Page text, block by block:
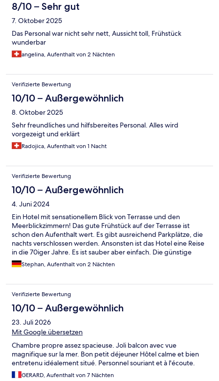
8/10 – Sehr gut
7. Oktober 2025
Das Personal war nicht sehr nett, Aussicht toll, Frühstück
wunderbar
angelina, Aufenthalt von 2 Nächten
Verifizierte Bewertung
10/10 – Außergewöhnlich
8. Oktober 2025
Sehr freundliches und hilfsbereites Personal. Alles wird
vorgezeigt und erklärt
Radojica, Aufenthalt von 1 Nacht
Verifizierte Bewertung
10/10 – Außergewöhnlich
4. Juni 2024
Ein Hotel mit sensationellem Blick von Terrasse und den
Meerblickzimmern! Das gute Frühstück auf der Terrasse ist
schon den Aufenthalt wert. Es gibt ausreichend Parkplätze, die
nachts verschlossen werden. Ansonsten ist das Hotel eine Reise
in die 70iger Jahre. Es ist sauber aber einfach. Die günstige
Lage nach Saint-Tropez und der kleine Strand auf der anderen
Straßenseite gleicht aber alles andere mehr als aus.
Stephan, Aufenthalt von 2 Nächten
Verifizierte Bewertung
10/10 – Außergewöhnlich
23. Juli 2026
Mit Google übersetzen
Chambre propre assez spacieuse. Joli balcon avec vue
magnifique sur la mer. Bon petit déjeuner Hôtel calme et bien
entretenu idéalement situé. Personnel souriant et à l'écoute.
GERARD, Aufenthalt von 7 Nächten